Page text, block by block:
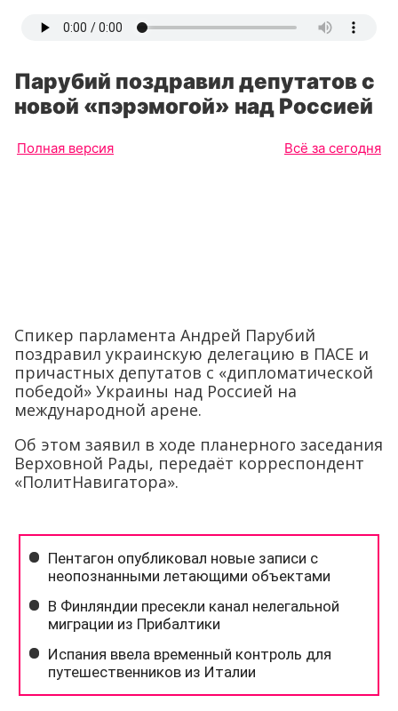
Парубий поздравил депутатов с
новой «пэрэмогой» над Россией
Полная версия Всё за сегодня
Спикер парламента Андрей Парубий
поздравил украинскую делегацию в ПАСЕ и
причастных депутатов с «дипломатической
победой» Украины над Россией на
международной арене.
Об этом заявил в ходе планерного заседания
Верховной Рады, передаёт корреспондент
«ПолитНавигатора».